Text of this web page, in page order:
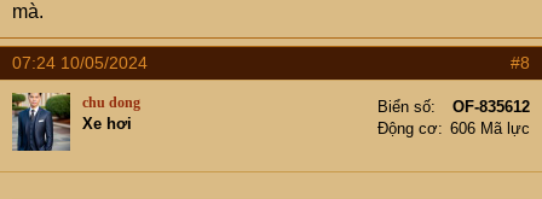
mà.
07:24 10/05/2024 #8
chu dong
Xe hơi
Biển số
OF-835612
Động cơ
606 Mã lực